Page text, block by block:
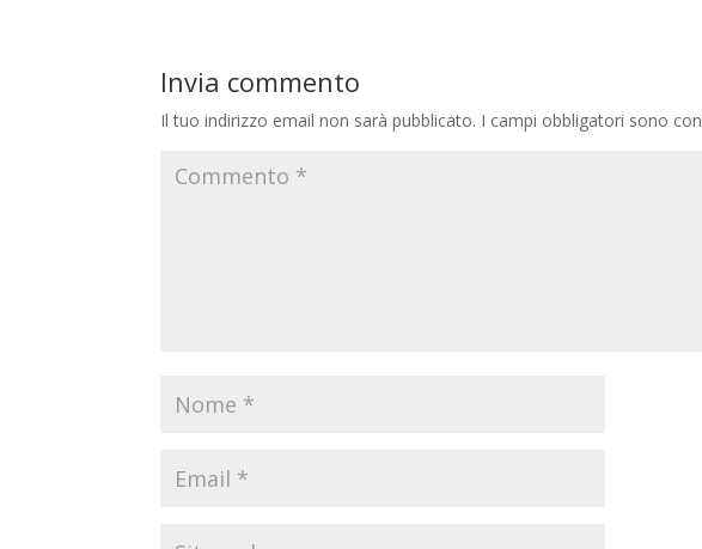
Invia commento
Il tuo indirizzo email non sarà pubblicato. I campi obbligatori sono